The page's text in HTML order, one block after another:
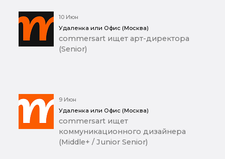
10 Июн
Удаленка или Офис (Москва)
commersart ищет арт-директора
(Senior)
9 Июн
Удаленка или Офис (Москва)
commersart ищет
коммуникационного дизайнера
(Middle+ / Junior Senior)